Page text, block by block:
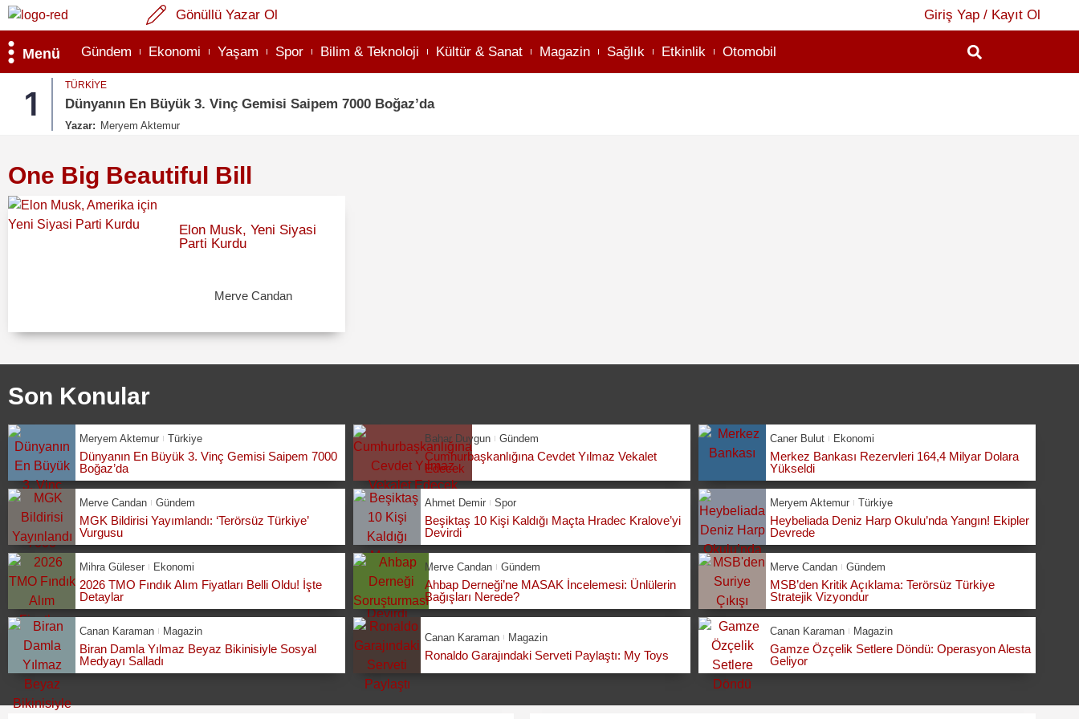
Gönüllü Yazar Ol Giriş Yap / Kayıt Ol
Menü Gündem Ekonomi Yaşam Spor Bilim & Teknoloji Kültür & Sanat Magazin Sağlık Etkinlik Otomobil
1 TÜRKIYE
Dünyanın En Büyük 3. Vinç Gemisi Saipem 7000 Boğaz’da
Yazar: Meryem Aktemur
One Big Beautiful Bill
Elon Musk, Yeni Siyasi
Parti Kurdu
Merve Candan
Son Konular
Meryem Aktemur Türkiye
Dünyanın En Büyük 3. Vinç Gemisi Saipem 7000
Boğaz’da
Bahar Duygun Gündem
Cumhurbaşkanlığına Cevdet Yılmaz Vekalet
Edecek
Caner Bulut Ekonomi
Merkez Bankası Rezervleri 164,4 Milyar Dolara
Yükseldi
Merve Candan Gündem
MGK Bildirisi Yayımlandı: ‘Terörsüz Türkiye’
Vurgusu
Ahmet Demir Spor
Beşiktaş 10 Kişi Kaldığı Maçta Hradec Kralove’yi
Devirdi
Meryem Aktemur Türkiye
Heybeliada Deniz Harp Okulu’nda Yangın! Ekipler
Devrede
Mihra Güleser Ekonomi
2026 TMO Fındık Alım Fiyatları Belli Oldu! İşte
Detaylar
Merve Candan Gündem
Ahbap Derneği’ne MASAK İncelemesi: Ünlülerin
Bağışları Nerede?
Merve Candan Gündem
MSB’den Kritik Açıklama: Terörsüz Türkiye
Stratejik Vizyondur
Canan Karaman Magazin
Biran Damla Yılmaz Beyaz Bikinisiyle Sosyal
Medyayı Salladı
Canan Karaman Magazin
Ronaldo Garajındaki Serveti Paylaştı: My Toys
Canan Karaman Magazin
Gamze Özçelik Setlere Döndü: Operasyon Alesta
Geliyor